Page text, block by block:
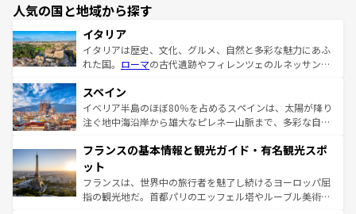
人気の国と地域から探す
イタリア
イタリアは歴史、文化、グルメ、自然と多彩な魅力にあふ
れた国。 ローマの古代遺跡やフィレンツェのルネッサンス
ろん、トスカーナの美しい田園風景やアマルフィ海岸の絶
景など、自然景観も見逃せない。観光の合間には、本場の
ピザやパスタなど、絶品のイタリア料理を堪能することも
ませてくれるイタリアで、忘れられない旅をしてみよう！
なお、新着のイタリア情報は
しい。
スペイン
イベリア半島のほぼ80％を占めるスペインは、太陽が降り
注ぐ地中海沿岸から雄大なピレネー山脈まで、多彩な自然
文化が根付くこの国では、情熱的なフラメンコ、熱気あふ
れる闘牛、そして美味しいタパスが生活の一部となってい
る。首都マドリードの洗練された雰囲気や、バルセロナの
アートに溢れた街角から、地方では古代ローマ遺跡や中世
フランスの基本情報と観光ガイド・有名観光スポ
ット
フランスは、世界中の旅行者を魅了し続けるヨーロッパ屈
指の観光地だ。首都パリのエッフェル塔やルーブル美術館